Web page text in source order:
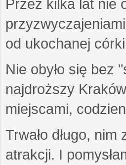
Przez kilka lat nie
od ukochanej
Nie obyło się bez
najdroższy
miejscami,
Trwało długo, nim
atrakcji. I